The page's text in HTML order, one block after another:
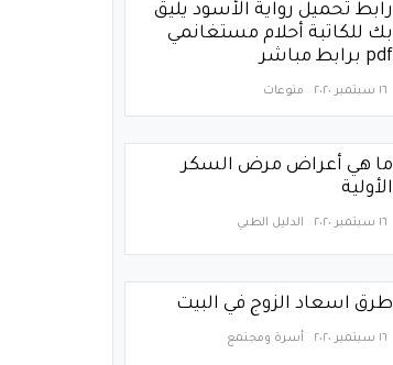
رابط تحميل رواية الأسود يليق
بك للكاتبة أحلام مستغانمي
pdf برابط مباشر
١٦ سبتمبر ٢٠٢٠ منوعات
ما هي أعراض مرض السكر
الأولية
١٦ سبتمبر ٢٠٢٠ الدليل الطبي
طرق اسعاد الزوج في البيت
١٦ سبتمبر ٢٠٢٠ أسرة ومجتمع